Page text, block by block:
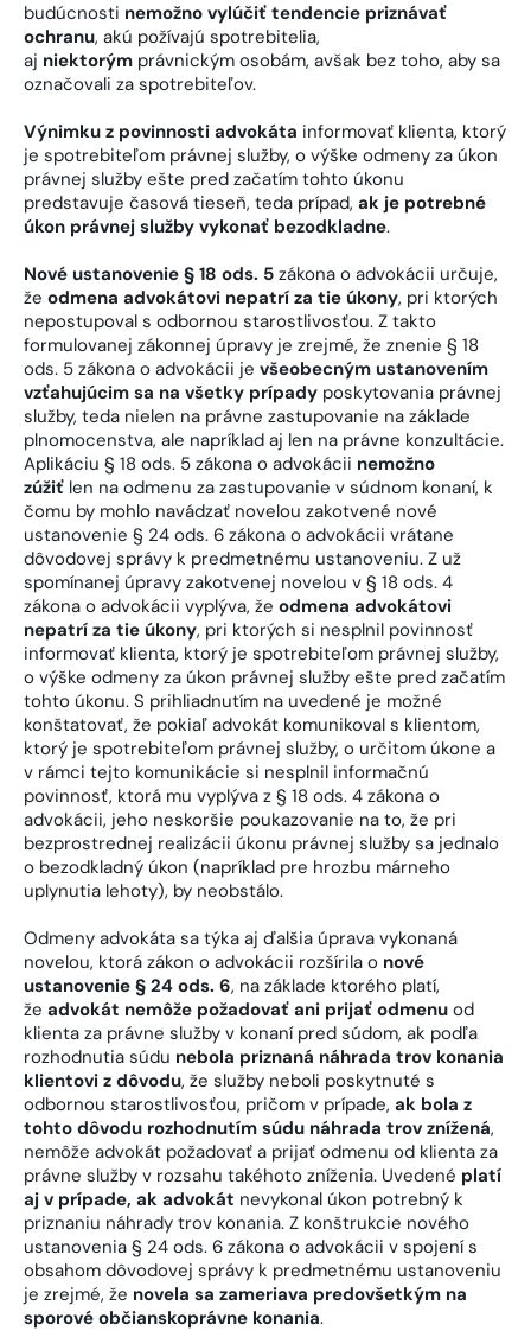
budúcnosti nemožno vylúčiť tendencie priznávať
ochranu, akú požívajú spotrebitelia,
aj niektorým právnickým osobám, avšak bez toho, aby sa
označovali za spotrebiteľov.
Výnimku z povinnosti advokáta informovať klienta, ktorý
je spotrebiteľom právnej služby, o výške odmeny za úkon
právnej služby ešte pred začatím tohto úkonu
predstavuje časová tieseň, teda prípad, ak je potrebné
úkon právnej služby vykonať bezodkladne.
Nové ustanovenie § 18 ods. 5 zákona o advokácii určuje,
že odmena advokátovi nepatrí za tie úkony, pri ktorých
nepostupoval s odbornou starostlivosťou. Z takto
formulovanej zákonnej úpravy je zrejmé, že znenie § 18
ods. 5 zákona o advokácii je všeobecným ustanovením
vzťahujúcim sa na všetky prípady poskytovania právnej
služby, teda nielen na právne zastupovanie na základe
plnomocenstva, ale napríklad aj len na právne konzultácie.
Aplikáciu § 18 ods. 5 zákona o advokácii nemožno
zúžiť len na odmenu za zastupovanie v súdnom konaní, k
čomu by mohlo navádzať novelou zakotvené nové
ustanovenie § 24 ods. 6 zákona o advokácii vrátane
dôvodovej správy k predmetnému ustanoveniu. Z už
spomínanej úpravy zakotvenej novelou v § 18 ods. 4
zákona o advokácii vyplýva, že odmena advokátovi
nepatrí za tie úkony, pri ktorých si nesplnil povinnosť
informovať klienta, ktorý je spotrebiteľom právnej služby,
o výške odmeny za úkon právnej služby ešte pred začatím
tohto úkonu. S prihliadnutím na uvedené je možné
konštatovať, že pokiaľ advokát komunikoval s klientom,
ktorý je spotrebiteľom právnej služby, o určitom úkone a
v rámci tejto komunikácie si nesplnil informačnú
povinnosť, ktorá mu vyplýva z § 18 ods. 4 zákona o
advokácii, jeho neskoršie poukazovanie na to, že pri
bezprostrednej realizácii úkonu právnej služby sa jednalo
o bezodkladný úkon (napríklad pre hrozbu márneho
uplynutia lehoty), by neobstálo.
Odmeny advokáta sa týka aj ďalšia úprava vykonaná
novelou, ktorá zákon o advokácii rozšírila o nové
ustanovenie § 24 ods. 6, na základe ktorého platí,
že advokát nemôže požadovať ani prijať odmenu od
klienta za právne služby v konaní pred súdom, ak podľa
rozhodnutia súdu nebola priznaná náhrada trov konania
klientovi z dôvodu, že služby neboli poskytnuté s
odbornou starostlivosťou, pričom v prípade, ak bola z
tohto dôvodu rozhodnutím súdu náhrada trov znížená,
nemôže advokát požadovať a prijať odmenu od klienta za
právne služby v rozsahu takéhoto zníženia. Uvedené platí
aj v prípade, ak advokát nevykonal úkon potrebný k
priznaniu náhrady trov konania. Z konštrukcie nového
ustanovenia § 24 ods. 6 zákona o advokácii v spojení s
obsahom dôvodovej správy k predmetnému ustanoveniu
je zrejmé, že novela sa zameriava predovšetkým na
sporové občianskoprávne konania.